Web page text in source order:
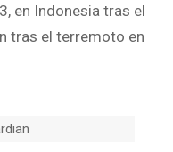
en Indonesia tras el
tras el terremoto en